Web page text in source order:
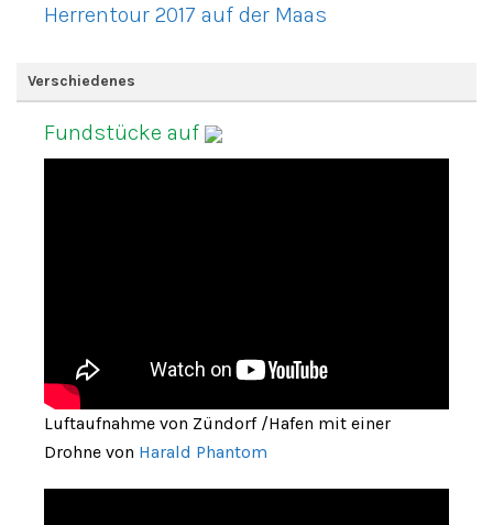
Herrentour 2017 auf der Maas
Verschiedenes
Fundstücke auf
Luftaufnahme von Zündorf /Hafen mit einer
Drohne von Harald Phantom